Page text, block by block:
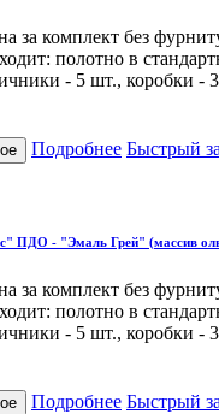
за комплект без
полотно в
- 5 шт., коробки -
Подробнее Быстрый
ПДО - "Эмаль Грей" (массив
за комплект без
полотно в
- 5 шт., коробки -
Подробнее Быстрый